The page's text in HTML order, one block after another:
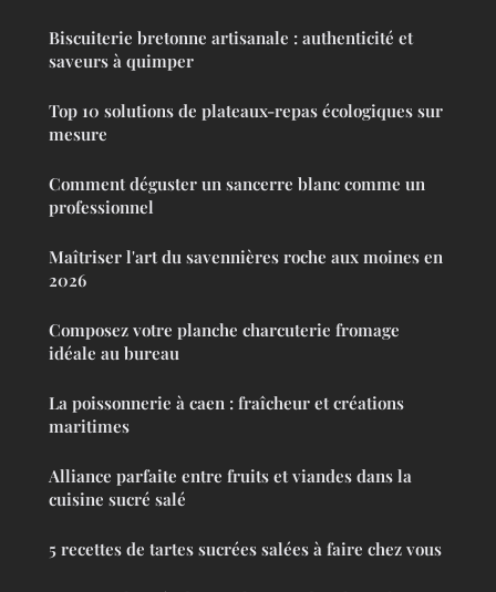
Biscuiterie bretonne artisanale : authenticité et
saveurs à quimper
Top 10 solutions de plateaux-repas écologiques sur
mesure
Comment déguster un sancerre blanc comme un
professionnel
Maîtriser l'art du savennières roche aux moines en
2026
Composez votre planche charcuterie fromage
idéale au bureau
La poissonnerie à caen : fraîcheur et créations
maritimes
Alliance parfaite entre fruits et viandes dans la
cuisine sucré salé
5 recettes de tartes sucrées salées à faire chez vous